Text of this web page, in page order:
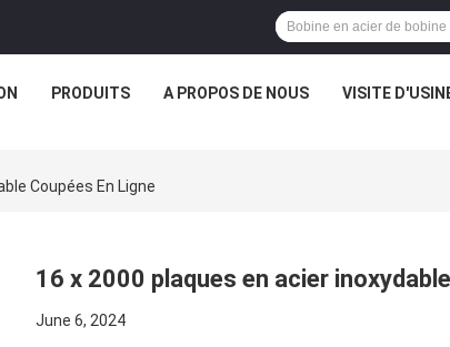
PRODUITS A PROPOS DE NOUS VISITE
Coupées En Ligne
16 x 2000 plaques en acier
June 6, 2024